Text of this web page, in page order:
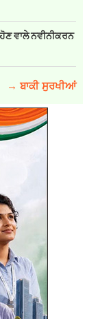
ਵਾਲੇ ਨਵੀਨੀਕਰਨ
→ ਬਾਕੀ ਸੁਰਖੀਆਂ